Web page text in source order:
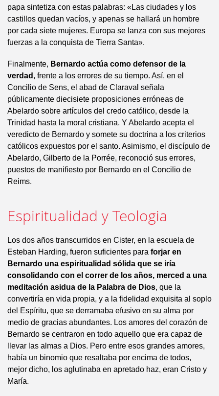
papa sintetiza con estas palabras: «Las ciudades y los
castillos quedan vacíos, y apenas se hallará un hombre
por cada siete mujeres. Europa se lanza con sus mejores
fuerzas a la conquista de Tierra Santa».
Finalmente, Bernardo actúa como defensor de la
verdad , frente a los errores de su tiempo. Así, en el
Concilio de Sens, el abad de Claraval señala
públicamente diecisiete proposiciones erróneas de
Abelardo sobre artículos del credo católico, desde la
Trinidad hasta la moral cristiana. Y Abelardo acepta el
veredicto de Bernardo y somete su doctrina a los criterios
católicos expuestos por el santo. Asimismo, el discípulo de
Abelardo, Gilberto de la Porrée, reconoció sus errores,
puestos de manifiesto por Bernardo en el Concilio de
Reims.
Espiritualidad y Teologia
Los dos años transcurridos en Cister, en la escuela de
Esteban Harding, fueron suficientes para forjar en
Bernardo una espiritualidad sólida que se iría
consolidando con el correr de los años, merced a una
meditación asidua de la Palabra de Dios, que la
convertiría en vida propia, y a la fidelidad exquisita al soplo
del Espíritu, que se derramaba efusivo en su alma por
medio de gracias abundantes. Los amores del corazón de
Bernardo se centraron en todo aquello que era capaz de
llevar las almas a Dios. Pero entre esos grandes amores,
había un binomio que resaltaba por encima de todos,
mejor dicho, los aglutinaba en apretado haz, eran Cristo y
María.